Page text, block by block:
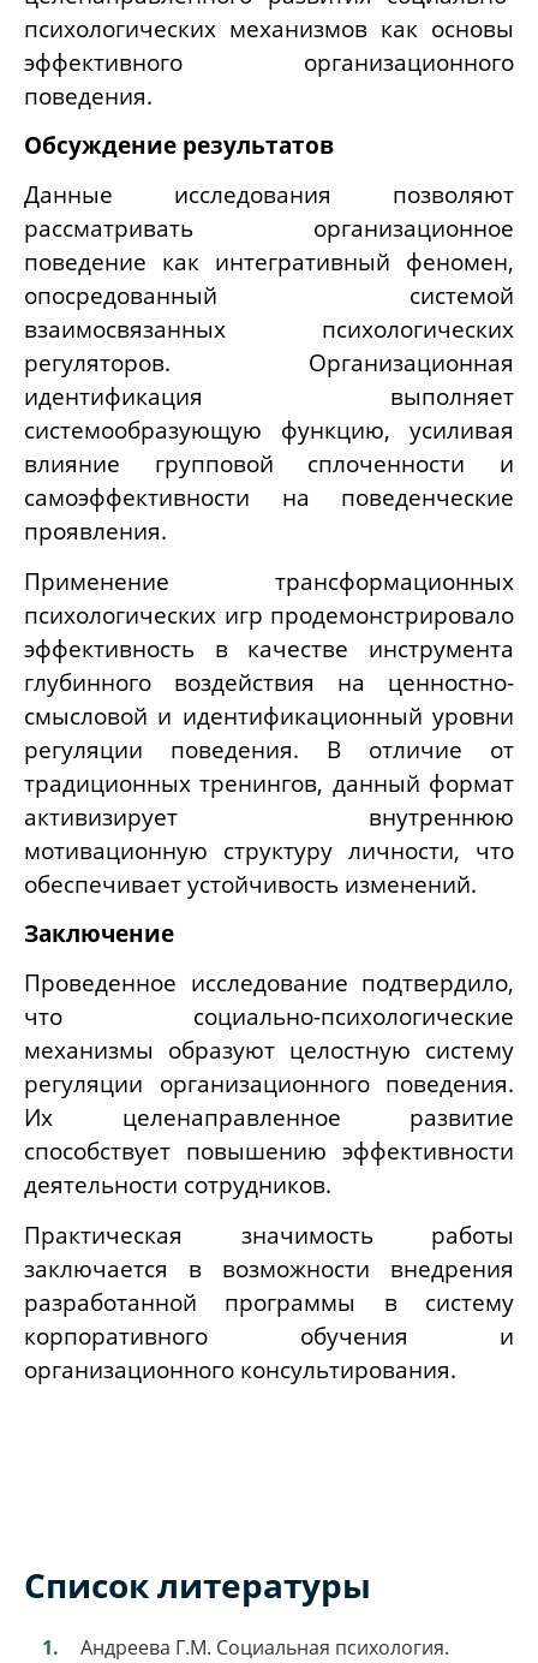
психологических механизмов как основы
эффективного организационного
поведения.
Обсуждение результатов
Данные исследования позволяют
рассматривать организационное
поведение как интегративный феномен,
опосредованный системой
взаимосвязанных психологических
регуляторов. Организационная
идентификация выполняет
системообразующую функцию, усиливая
влияние групповой сплоченности и
самоэффективности на поведенческие
проявления.
Применение трансформационных
психологических игр продемонстрировало
эффективность в качестве инструмента
глубинного воздействия на ценностно-
смысловой и идентификационный уровни
регуляции поведения. В отличие от
традиционных тренингов, данный формат
активизирует внутреннюю
мотивационную структуру личности, что
обеспечивает устойчивость изменений.
Заключение
Проведенное исследование подтвердило,
что социально-психологические
механизмы образуют целостную систему
регуляции организационного поведения.
Их целенаправленное развитие
способствует повышению эффективности
деятельности сотрудников.
Практическая значимость работы
заключается в возможности внедрения
разработанной программы в систему
корпоративного обучения и
организационного консультирования.
Список литературы
Андреева Г.М. Социальная психология.